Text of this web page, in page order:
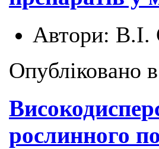
Автори: В.І.
Опубліковано в
рослинного